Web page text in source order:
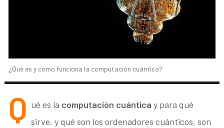
¿Qué es y cómo funciona la computación cuántica?
Q ué es la computación cuántica y para qué
sirve, y qué son los ordenadores cuánticos, son